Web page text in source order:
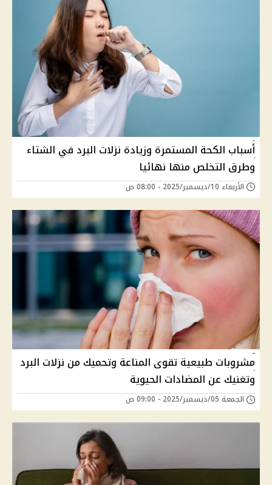
أسباب الكحة المستمرة وزيادة نزلات البرد في الشتاء
وطرق التخلص منها نهائيا
الأربعاء 10/ديسمبر/2025 - 08:00 ص
مشروبات طبيعية تقوى المناعة وتحميك من نزلات البرد
وتغنيك عن المضادات الحيوية
الجمعة 05/ديسمبر/2025 - 09:00 ص